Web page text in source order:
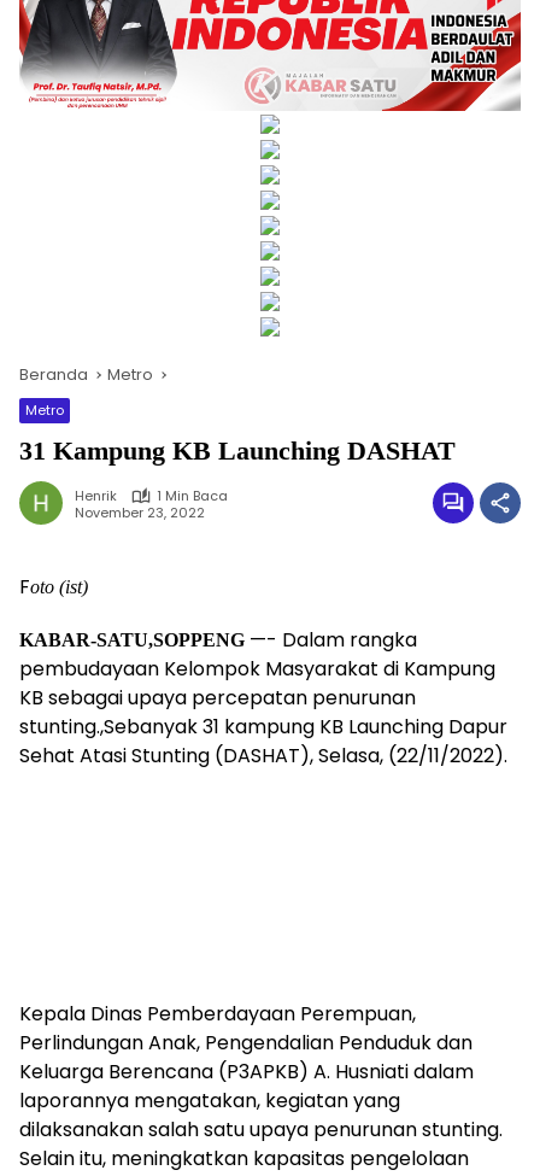
Beranda Metro
Metro
31 Kampung KB Launching DASHAT
Henrik
1 Min Baca
November 23, 2022
Foto (ist)
KABAR-SATU,SOPPENG —- Dalam rangka
pembudayaan Kelompok Masyarakat di Kampung
KB sebagai upaya percepatan penurunan
stunting.,Sebanyak 31 kampung KB Launching Dapur
Sehat Atasi Stunting (DASHAT), Selasa, (22/11/2022).
Kepala Dinas Pemberdayaan Perempuan,
Perlindungan Anak, Pengendalian Penduduk dan
Keluarga Berencana (P3APKB) A. Husniati dalam
laporannya mengatakan, kegiatan yang
dilaksanakan salah satu upaya penurunan stunting.
Selain itu, meningkatkan kapasitas pengelolaan